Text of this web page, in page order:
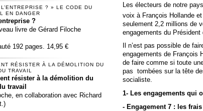
Les électeurs de notre
voix à François Hollande
seulement 2,2 millions de
engagements du
Il n’est pas possible de
engagements de François
de faire comme si toute
pas tombées sur la tête
socialiste.
1- Les engagements qui
- Engagement 7 : les
? » LE CODE DU
EN DANGER
?
livre de Gérard Filoche
192 pages. 14,95 €
RÉSISTER À LA DÉMOLITION DU
TRAVAIL
résister à la démolition du
travail
en collaboration avec Richard